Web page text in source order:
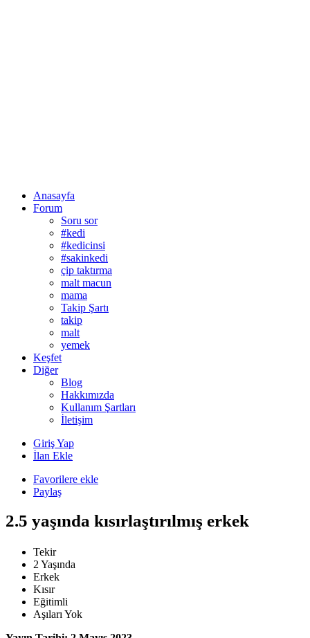
Anasayfa
Forum
Soru sor
#kedi
#kedicinsi
#sakinkedi
çip taktırma
malt macun
mama
Takip Şartı
takip
malt
yemek
Keşfet
Diğer
Blog
Hakkımızda
Kullanım Şartları
İletişim
Giriş Yap
İlan Ekle
Favorilere ekle
Paylaş
2.5 yaşında kısırlaştırılmış erkek
Tekir
2 Yaşında
Erkek
Kısır
Eğitimli
Aşıları Yok